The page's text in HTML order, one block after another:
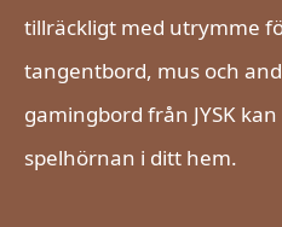
tillräckligt med utrymme
tangentbord, mus och
gamingbord från JYSK
spelhörnan i ditt hem.